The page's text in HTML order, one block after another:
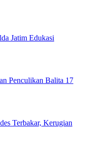
Jatim Edukasi
Penculikan Balita 17
Terbakar, Kerugian